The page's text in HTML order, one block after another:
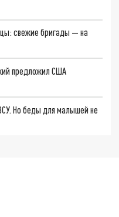
свежие бригады — на
предложил США
Но беды для малышей не